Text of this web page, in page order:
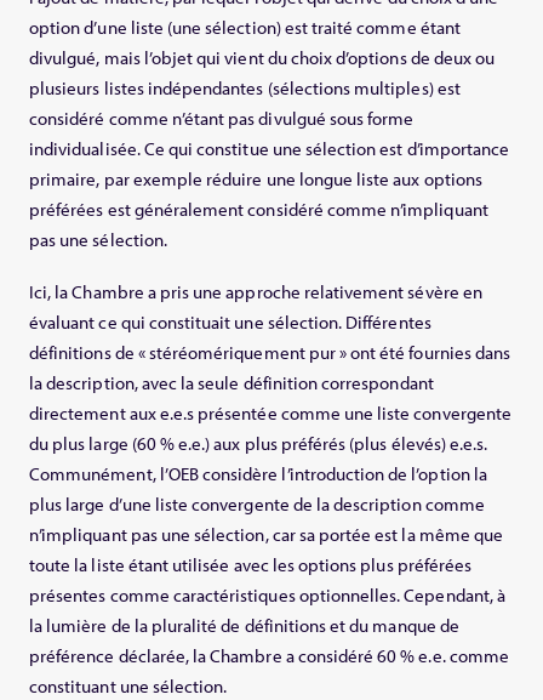
option d’une liste (une sélection) est traité comme étant
divulgué, mais l’objet qui vient du choix d’options de deux ou
plusieurs listes indépendantes (sélections multiples) est
considéré comme n’étant pas divulgué sous forme
individualisée. Ce qui constitue une sélection est d’importance
primaire, par exemple réduire une longue liste aux options
préférées est généralement considéré comme n’impliquant
pas une sélection.
Ici, la Chambre a pris une approche relativement sévère en
évaluant ce qui constituait une sélection. Différentes
définitions de « stéréomériquement pur » ont été fournies dans
la description, avec la seule définition correspondant
directement aux e.e.s présentée comme une liste convergente
du plus large (60 % e.e.) aux plus préférés (plus élevés) e.e.s.
Communément, l’OEB considère l’introduction de l’option la
plus large d’une liste convergente de la description comme
n’impliquant pas une sélection, car sa portée est la même que
toute la liste étant utilisée avec les options plus préférées
présentes comme caractéristiques optionnelles. Cependant, à
la lumière de la pluralité de définitions et du manque de
préférence déclarée, la Chambre a considéré 60 % e.e. comme
constituant une sélection.